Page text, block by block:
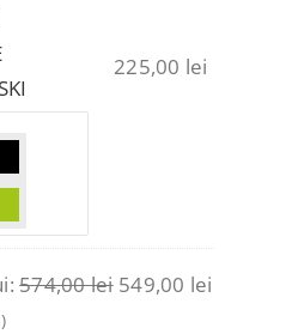
225,00 lei
574,00lei 549,00 lei
)